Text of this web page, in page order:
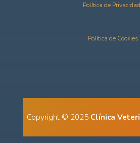
Política de
Política de Cookies
Copyright © 2025 Clínica